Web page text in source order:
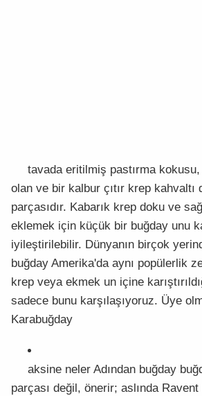
tavada eritilmiş pastırma
olan ve bir kalbur çıtır krep kahvaltı
parçasıdır. Kabarık krep doku ve
eklemek için küçük bir buğday unu
iyileştirilebilir. Dünyanın birçok
buğday Amerika'da aynı popülerlik
krep veya ekmek un içine
sadece bunu karşılaşıyoruz. Üye
Karabuğday
aksine neler Adından buğday
parçası değil, önerir; aslında